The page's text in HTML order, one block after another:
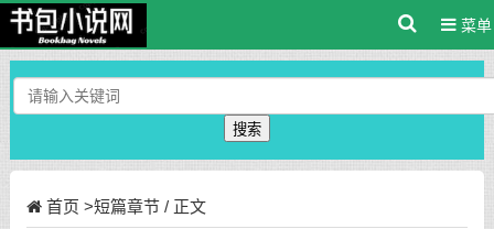
菜单
搜索
首页 >短篇章节/ 正文